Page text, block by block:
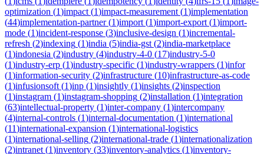
optimization (1)impact (1)impact-measurement (1)implementation
(44)implementation-partner(1)import (1)import-export (1)import-
mode (1)incident-response (3)inclusive-design (1)incremental-
refresh (2)indexing (1)india (5)india-gst (2)india-marketplace
(1)indonesia (2)industry (4)industry-4-0 (17)industry-5-0
(1)industry-erp (1)industry-specific (1)industry-wrappers (1)infor
(1)information-security (2)infrastructure (10)infrastructure-as-code
(1)infusionsoft (1)inp (1)insightly (1)insights (2)inspection
(1)instagram (1)instagram-shopping (2)installation (1)integration
(63)intellectual-property (1)inter-company (1)intercompany
(4)internal-controls (1)internal-documentation (1)international
(11)international-expansion (1)international-logistics
(1)international-selling (2)international-trade (1)internationalization
(2)intranet (1)inventory (33)inventory-analytics (1)inventory-